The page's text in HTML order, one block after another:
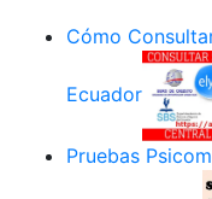
Cómo
Ecuador
Pruebas